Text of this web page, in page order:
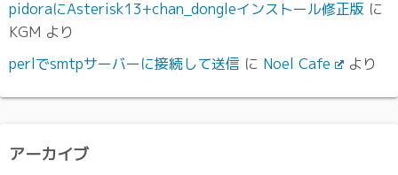
pidoraにAsterisk13+chan_dongleインストール修正版 に
KGM より
perlでsmtpサーバーに接続して送信 に Noel Cafe より
アーカイブ